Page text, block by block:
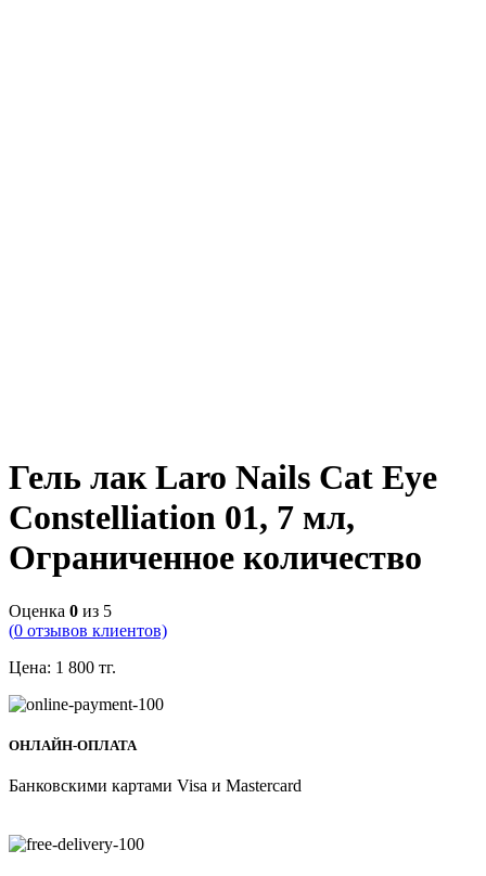
Гель лак Laro Nails Cat Eye
Constelliation 01, 7 мл,
Ограниченное количество
Оценка 0 из 5
(0 отзывов клиентов)
Цена: 1 800 тг.
ОНЛАЙН-ОПЛАТА
Банковскими картами Visa и Mastercard